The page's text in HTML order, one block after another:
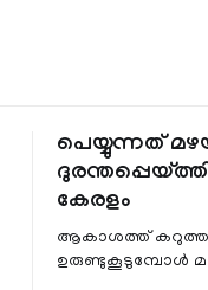
പെയ്യുന്നത്
കേരളം
ആകാശത്ത്
ഉരുണ്ടുകൂടുമ്പോൾ